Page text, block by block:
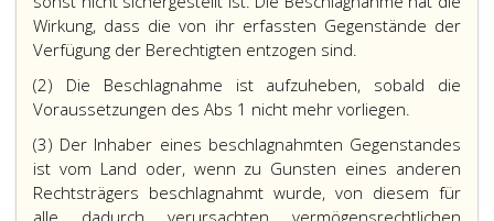
Wirkung, dass die von ihr erfassten Gegenstände der
Verfügung der Berechtigten entzogen sind.
(2) Die Beschlagnahme ist aufzuheben, sobald die
Voraussetzungen des Abs 1 nicht mehr vorliegen.
(3) Der Inhaber eines beschlagnahmten Gegenstandes
ist vom Land oder, wenn zu Gunsten eines anderen
Rechtsträgers beschlagnahmt wurde, von diesem für
alle dadurch verursachten vermögensrechtlichen